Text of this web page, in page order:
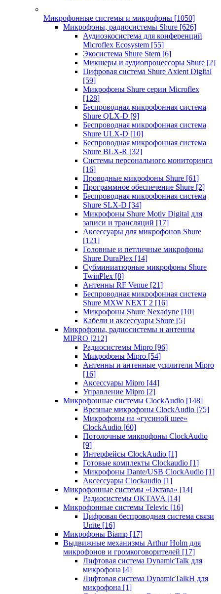
Микрофонные системы и микрофоны [1050]
Микрофоны, радиосистемы Shure [626]
Аудиоэкосистема для конференций
Microflex Ecosystem [55]
Экосистема Shure Stem [6]
Микшеры и аудиопроцессоры Shure [2]
Цифровая система Shure Axient Digital
[59]
Микрофоны Shure серии Microflex
[128]
Беспроводная микрофонная система
Shure QLX-D [9]
Беспроводная микрофонная система
Shure ULX-D [10]
Беспроводная микрофонная система
Shure BLX-R [32]
Системы персонального мониторинга
[16]
Проводные микрофоны Shure [61]
Программное обеспечение Shure [2]
Беспроводная микрофонная система
Shure SLX-D [34]
Микрофоны Shure Motiv Digital для
записи и трансляций [17]
Аксессуары для микрофонов Shure
[121]
Головные и петличные микрофоны
Shure DuraPlex [14]
Субминиатюрные микрофоны Shure
TwinPlex [8]
Антенны RF Venue [21]
Беспроводная микрофонная система
Shure MXW NEXT 2 [16]
Микрофоны Shure Nexadyne [10]
Кабели и аксессуары Shure [5]
Микрофоны, радиосистемы и антенны
MIPRO [212]
Радиосистемы Mipro [96]
Микрофоны Mipro [54]
Антенны и антенные усилители Mipro
[16]
Аксессуары Mipro [44]
Управление Mipro [2]
Микрофонные системы ClockAudio [148]
Врезные микрофоны ClockAudio [75]
Микрофоны на «гусиной шее»
ClockAudio [60]
Потолочные микрофоны ClockAudio
[9]
Интерфейсы ClockAudio [1]
Готовые комплекты Clockaudio [1]
Микрофоны Dante/USB ClockAudio [1]
Аксессуары Clockaudio [1]
Микрофонные системы «Октава» [14]
Радиосистемы OKTAVA [14]
Микрофонные системы Televic [16]
Цифровая беспроводная система связи
Unite [16]
Микрофоны Biamp [17]
Выдвижные механизмы Arthur Holm для
микрофонов и громкоговорителей [17]
Лифтовая система DynamicTalk для
микрофона [4]
Лифтовая система DynamicTalkH для
микрофона [1]